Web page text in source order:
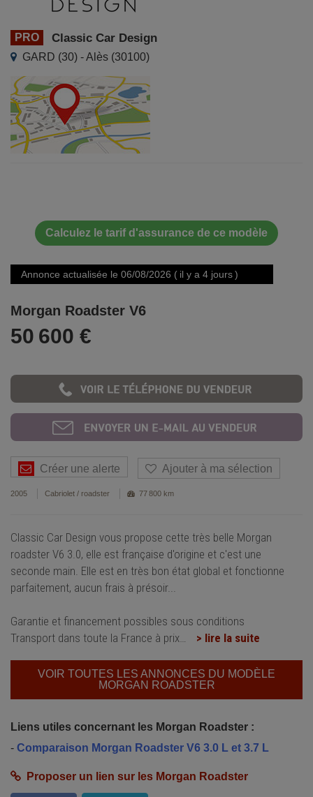
PRO Classic Car Design
GARD (30) - Alès (30100)
Calculez le tarif d'assurance de ce modèle
Annonce actualisée le 06/08/2026 ( il y a 4 jours )
Morgan Roadster V6
50 600 €
Créer une alerte Ajouter à ma sélection
2005 Cabriolet / roadster 77 800 km
Classic Car Design vous propose cette très belle Morgan
roadster V6 3.0, elle est française d'origine et c'est une
seconde main. Elle est en très bon état global et fonctionne
parfaitement, aucun frais à présoir...
Garantie et financement possibles sous conditions
Transport dans toute la France à prix… > lire la suite
VOIR TOUTES LES ANNONCES DU MODÈLE
MORGAN ROADSTER
Liens utiles concernant les Morgan Roadster :
- Comparaison Morgan Roadster V6 3.0 L et 3.7 L
Proposer un lien sur les Morgan Roadster